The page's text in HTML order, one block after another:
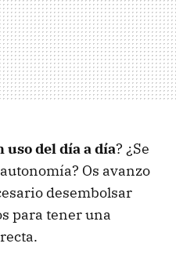
uso del día a día? ¿Se
Os avanzo
desembolsar
para tener una